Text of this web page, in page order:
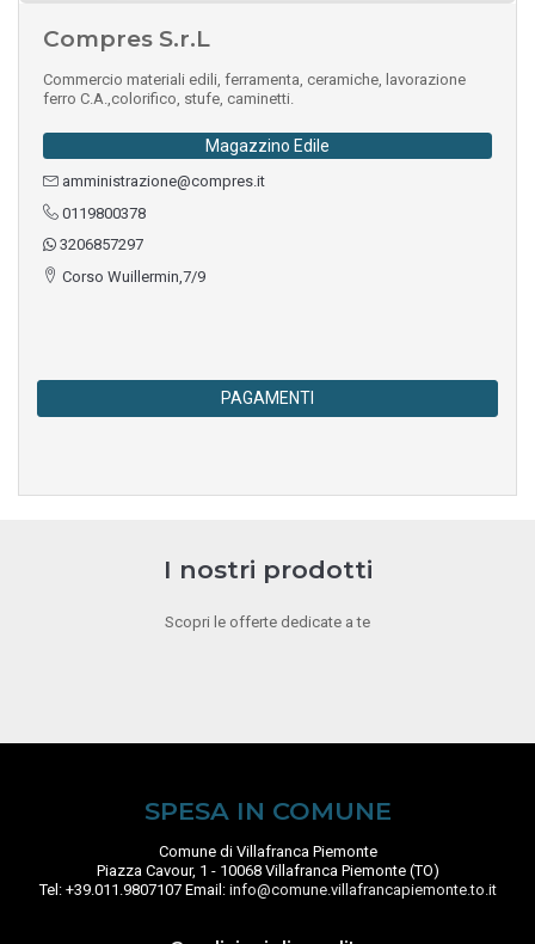
Compres S.r.L
Commercio materiali edili, ferramenta, ceramiche, lavorazione
ferro C.A.,colorifico, stufe, caminetti.
Magazzino Edile
amministrazione@compres.it
0119800378
3206857297
Corso Wuillermin,7/9
PAGAMENTI
I nostri prodotti
Scopri le offerte dedicate a te
SPESA IN COMUNE
Comune di Villafranca Piemonte
Piazza Cavour, 1 - 10068 Villafranca Piemonte (TO)
Tel: +39.011.9807107 Email: info@comune.villafrancapiemonte.to.it